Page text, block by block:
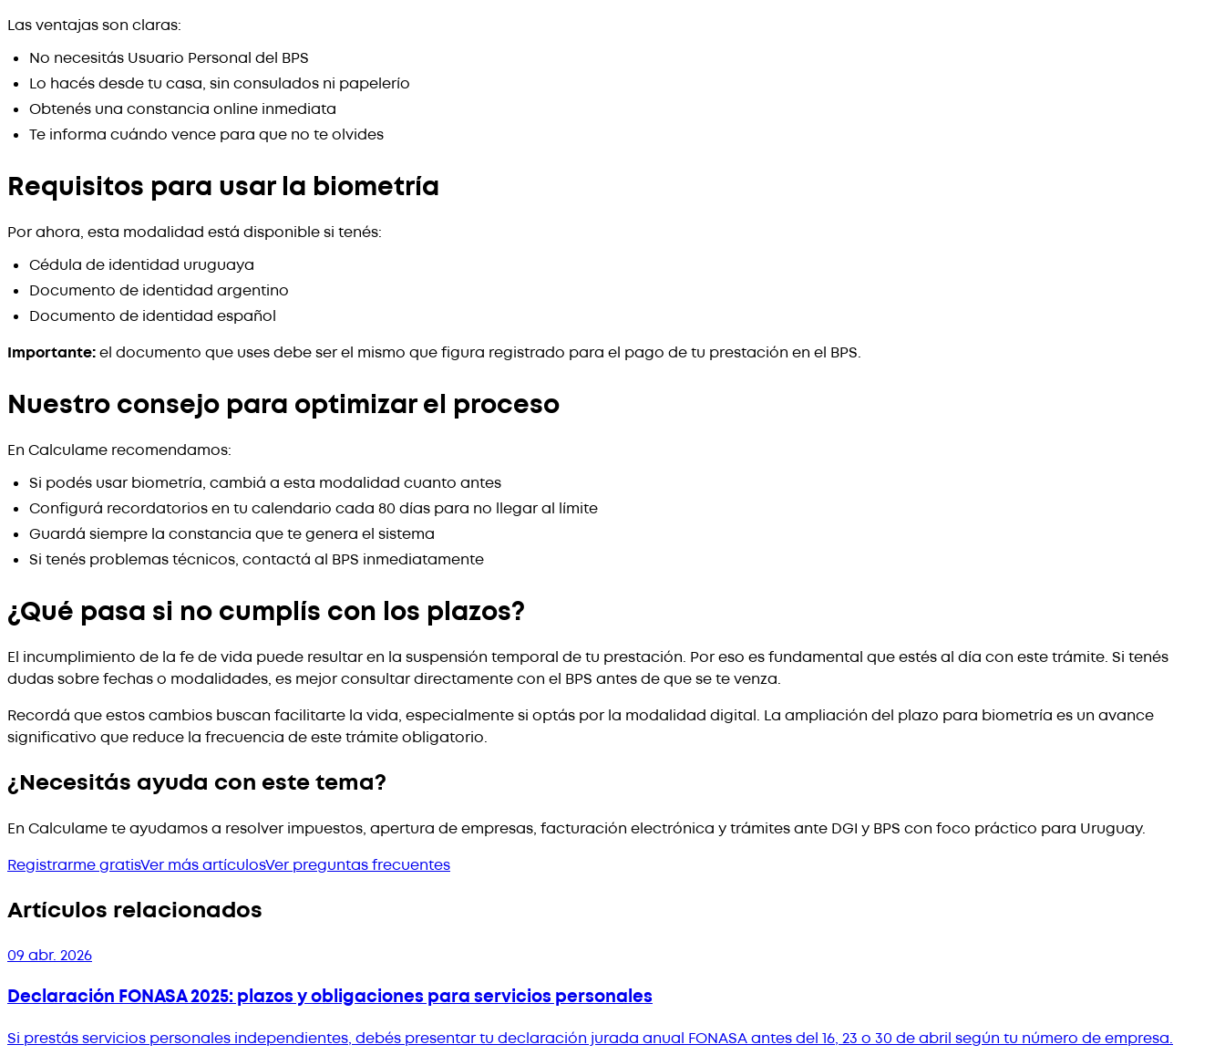
Las ventajas son claras:
No necesitás Usuario Personal del BPS
Lo hacés desde tu casa, sin consulados ni papelerío
Obtenés una constancia online inmediata
Te informa cuándo vence para que no te olvides
Requisitos para usar la biometría
Por ahora, esta modalidad está disponible si tenés:
Cédula de identidad uruguaya
Documento de identidad argentino
Documento de identidad español
Importante:el documento que uses debe ser el mismo que figura registrado para el pago de tu prestación en el BPS.
Nuestro consejo para optimizar el proceso
En Calculame recomendamos:
Si podés usar biometría, cambiá a esta modalidad cuanto antes
Configurá recordatorios en tu calendario cada 80 días para no llegar al límite
Guardá siempre la constancia que te genera el sistema
Si tenés problemas técnicos, contactá al BPS inmediatamente
¿Qué pasa si no cumplís con los plazos?
El incumplimiento de la fe de vida puede resultar en la suspensión temporal de tu prestación. Por eso es fundamental que estés al día con este trámite. Si tenés
dudas sobre fechas o modalidades, es mejor consultar directamente con el BPS antes de que se te venza.
Recordá que estos cambios buscan facilitarte la vida, especialmente si optás por la modalidad digital. La ampliación del plazo para biometría es un avance
significativo que reduce la frecuencia de este trámite obligatorio.
¿Necesitás ayuda con este tema?
En Calculame te ayudamos a resolver impuestos, apertura de empresas, facturación electrónica y trámites ante DGI y BPS con foco práctico para Uruguay.
Registrarme gratisVer más artículosVer preguntas frecuentes
Artículos relacionados
09 abr. 2026
Declaración FONASA 2025: plazos y obligaciones para servicios personales
Si prestás servicios personales independientes, debés presentar tu declaración jurada anual FONASA antes del 16, 23 o 30 de abril según tu número de empresa.